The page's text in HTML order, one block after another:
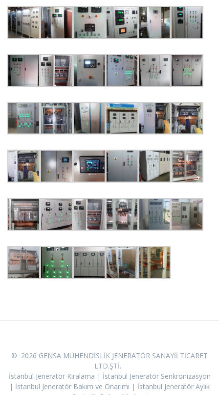
© 2026 GENSA MÜHENDİSLİK JENERATÖR SANAYİİ TİCARET
LTD.ŞTİ..
İstanbul Jeneratör Kiralama | İstanbul Jeneratör Senkronizasyon
| İstanbul Jeneratör Bakım ve Onarımı | İstanbul Jeneratör Aylık